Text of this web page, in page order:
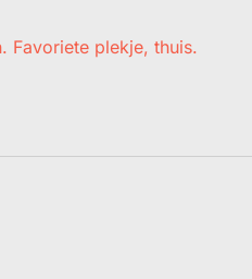
Favoriete plekje, thuis.